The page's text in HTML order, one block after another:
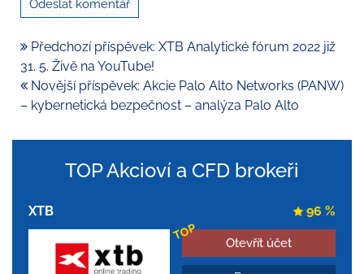
Předchozí příspěvek: XTB Analytické fórum 2022 již
31. 5. Živě na YouTube!
Novější příspěvek: Akcie Palo Alto Networks (PANW)
– kybernetická bezpečnost – analýza Palo Alto
TOP Akcioví a CFD brokeři
XTB
TOP
Otevřít účet
96 %